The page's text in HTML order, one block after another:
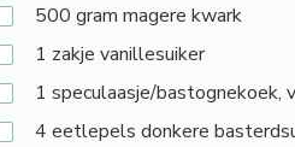
500 gram magere kwark
1 zakje vanillesuiker
1 speculaasje/bastognekoek,
4 eetlepels donkere